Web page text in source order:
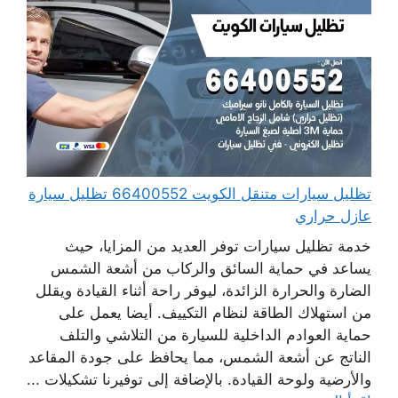
تظليل سيارات متنقل الكويت 66400552 تظليل سيارة
عازل حراري
خدمة تظليل سيارات توفر العديد من المزايا، حيث
يساعد في حماية السائق والركاب من أشعة الشمس
الضارة والحرارة الزائدة، ليوفر راحة أثناء القيادة ويقلل
من استهلاك الطاقة لنظام التكييف. أيضا يعمل على
حماية العوادم الداخلية للسيارة من التلاشي والتلف
الناتج عن أشعة الشمس، مما يحافظ على جودة المقاعد
والأرضية ولوحة القيادة. بالإضافة إلى توفيرنا تشكيلات ...